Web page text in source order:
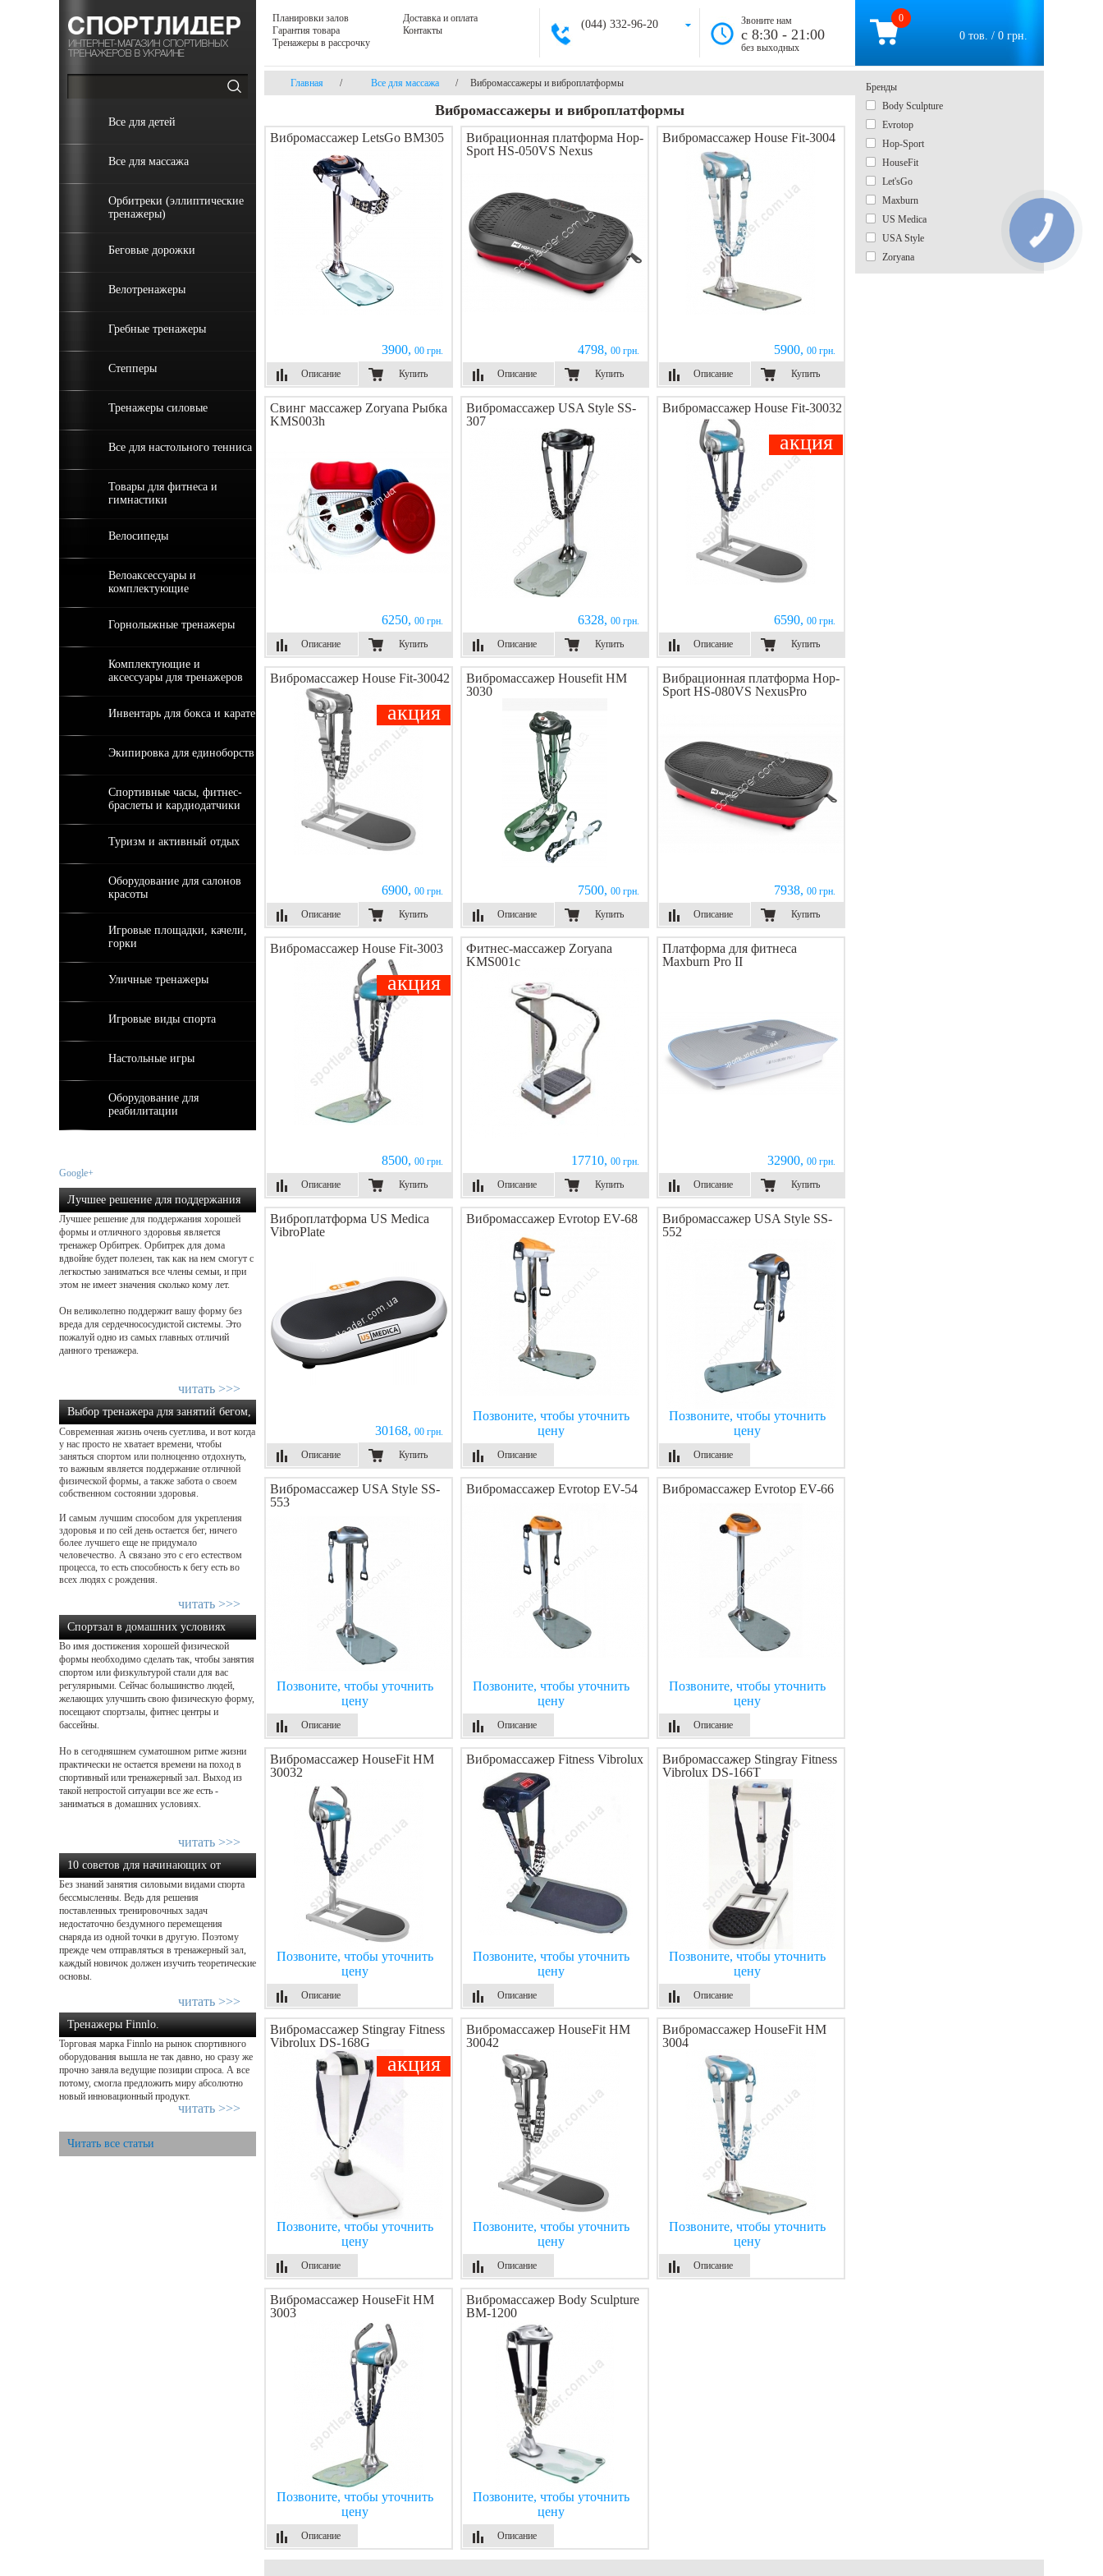
Все для детей
Все для массажа
Орбитреки (эллиптические
тренажеры)
Беговые дорожки
Велотренажеры
Гребные тренажеры
Степперы
Тренажеры силовые
Все для настольного тенниса
Товары для фитнеса и
гимнастики
Велосипеды
Велоаксессуары и
комплектующие
Горнолыжные тренажеры
Комплектующие и
аксессуары для тренажеров
Инвентарь для бокса и карате
Экипировка для единоборств
Спортивные часы, фитнес-
браслеты и кардиодатчики
Туризм и активный отдых
Оборудование для салонов
красоты
Игровые площадки, качели,
горки
Уличные тренажеры
Игровые виды спорта
Настольные игры
Оборудование для
реабилитации
Google+
Лучшее решение для поддержания
хорошей формы!...
Лучшее решение для поддержания хорошей
формы и отличного здоровья является
тренажер Орбитрек. Орбитрек для дома
вдвойне будет полезен, так как на нем смогут с
легкостью заниматься все члены семьи, и при
этом не имеет значения сколько кому лет.
Он великолепно поддержит вашу форму без
вреда для сердечнососудистой системы. Это
пожалуй одно из самых главных отличий
данного тренажера.
читать >>>
Выбор тренажера для занятий бегом,
как осуществить прав...
Современная жизнь очень суетлива, и вот когда
у нас просто не хватает времени, чтобы
заняться спортом или полноценно отдохнуть,
то важным является поддержание отличной
физической формы, а также забота о своем
собственном состоянии здоровья.
И самым лучшим способом для укрепления
здоровья и по сей день остается бег, ничего
более лучшего еще не придумало
человечество. А связано это с его естеством
процесса, то есть способность к бегу есть во
всех людях с рождения.
читать >>>
Спортзал в домашних условиях
Во имя достижения хорошей физической
формы необходимо сделать так, чтобы занятия
спортом или физкультурой стали для вас
регулярными. Сейчас большинство людей,
желающих улучшить свою физическую форму,
посещают спортзалы, фитнес центры и
бассейны.
Но в сегодняшнем суматошном ритме жизни
практически не остается времени на поход в
спортивный или тренажерный зал. Выход из
такой непростой ситуации все же есть -
заниматься в домашних условиях.
читать >>>
10 советов для начинающих от
экспертов в силовом тренин...
Без знаний занятия силовыми видами спорта
бессмысленны. Ведь для решения
поставленных тренировочных задач
недостаточно бездумного перемещения
снаряда из одной точки в другую. Поэтому
прежде чем отправляться в тренажерный зал,
каждый новичок должен изучить теоретические
основы.
читать >>>
Тренажеры Finnlo.
Добро пожаловать домой – начнем ...
Торговая марка Finnlo на рынок спортивного
оборудования вышла не так давно, но сразу же
прочно заняла ведущие позиции спроса. А все
потому, смогла предложить миру абсолютно
новый инновационный продукт.
читать >>>
Читать все статьи
Планировки залов
Гарантия товара
Тренажеры в рассрочку
Доставка и оплата
Контакты
(044) 332-96-20 Звоните нам
c 8:30 - 21:00
без выходных
0
0 тов. / 0 грн.
Главная / Все для массажа / Вибромассажеры и виброплатформы
Вибромассажеры и виброплатформы
Вибромассажер LetsGo BM305
3900, 00 грн.
Описание
Купить
Вибрационная платформа Hop-
Sport HS-050VS Nexus
4798, 00 грн.
Описание
Купить
Вибромассажер House Fit-3004
5900, 00 грн.
Описание
Купить
Свинг массажер Zoryana Рыбка
KMS003h
6250, 00 грн.
Описание
Купить
Вибромассажер USA Style SS-
307
6328, 00 грн.
Описание
Купить
Вибромассажер House Fit-30032
акция
6590, 00 грн.
Описание
Купить
Вибромассажер House Fit-30042
акция
6900, 00 грн.
Описание
Купить
Вибромассажер Housefit HM
3030
7500, 00 грн.
Описание
Купить
Вибрационная платформа Hop-
Sport HS-080VS NexusPro
7938, 00 грн.
Описание
Купить
Вибромассажер House Fit-3003
акция
8500, 00 грн.
Описание
Купить
Фитнес-массажер Zoryana
KMS001c
17710, 00 грн.
Описание
Купить
Платформа для фитнеса
Maxburn Pro II
32900, 00 грн.
Описание
Купить
Виброплатформа US Medica
VibroPlate
30168, 00 грн.
Описание
Купить
Вибромассажер Evrotop EV-68
Позвоните, чтобы уточнить
цену
Описание
Вибромассажер USA Style SS-
552
Позвоните, чтобы уточнить
цену
Описание
Вибромассажер USA Style SS-
553
Позвоните, чтобы уточнить
цену
Описание
Вибромассажер Evrotop EV-54
Позвоните, чтобы уточнить
цену
Описание
Вибромассажер Evrotop EV-66
Позвоните, чтобы уточнить
цену
Описание
Вибромассажер HouseFit HM
30032
Позвоните, чтобы уточнить
цену
Описание
Вибромассажер Fitness Vibrolux
Позвоните, чтобы уточнить
цену
Описание
Вибромассажер Stingray Fitness
Vibrolux DS-166T
Позвоните, чтобы уточнить
цену
Описание
Вибромассажер Stingray Fitness
Vibrolux DS-168G
акция
Позвоните, чтобы уточнить
цену
Описание
Вибромассажер HouseFit HM
30042
Позвоните, чтобы уточнить
цену
Описание
Вибромассажер HouseFit HM
3004
Позвоните, чтобы уточнить
цену
Описание
Вибромассажер HouseFit HM
3003
Позвоните, чтобы уточнить
цену
Описание
Вибромассажер Body Sculpture
BM-1200
Позвоните, чтобы уточнить
цену
Описание
Бренды
Body Sculpture
Evrotop
Hop-Sport
HouseFit
Let'sGo
Maxburn
US Medica
USA Style
Zoryana